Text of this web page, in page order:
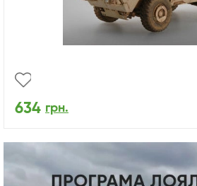
634 грн.